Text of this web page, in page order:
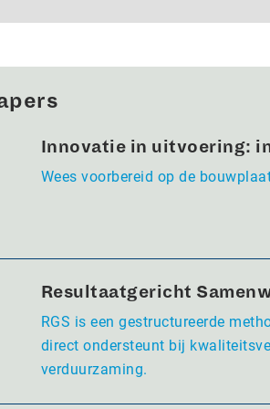
Innovatie in uitvoering:
Wees voorbereid op de
Resultaatgericht
RGS is een gestructureerde
direct ondersteunt bij
verduurzaming.